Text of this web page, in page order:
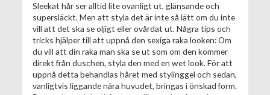
Sleekat hår ser alltid lite ovanligt ut, glänsande och
supersläckt. Men att styla det är inte så lätt om du inte
vill att det ska se oljigt eller ovårdat ut. Några tips och
tricks hjälper till att uppnå den sexiga raka looken: Om
du vill att din raka man ska se ut som om den kommer
direkt från duschen, styla den med en wet look. För att
uppnå detta behandlas håret med stylinggel och sedan,
vanligtvis liggande nära huvudet, bringas i önskad form.